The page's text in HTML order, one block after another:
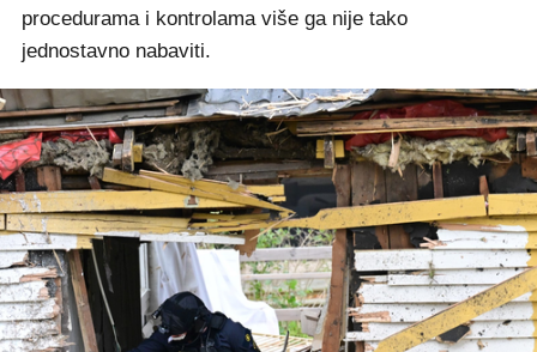
procedurama i kontrolama više ga nije tako
jednostavno nabaviti.